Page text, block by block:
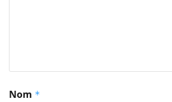
Nom *